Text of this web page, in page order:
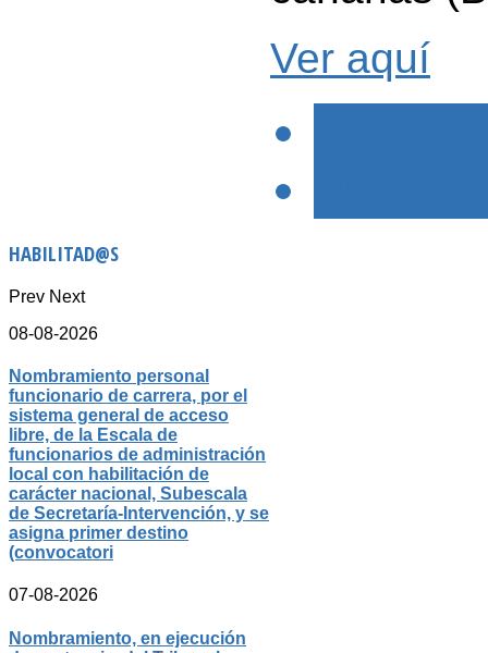
Ver aquí
HABILITAD@S
Prev Next
08-08-2026
Nombramiento personal
funcionario de carrera, por el
sistema general de acceso
libre, de la Escala de
funcionarios de administración
local con habilitación de
carácter nacional, Subescala
de Secretaría-Intervención, y se
asigna primer destino
(convocatori
07-08-2026
Nombramiento, en ejecución